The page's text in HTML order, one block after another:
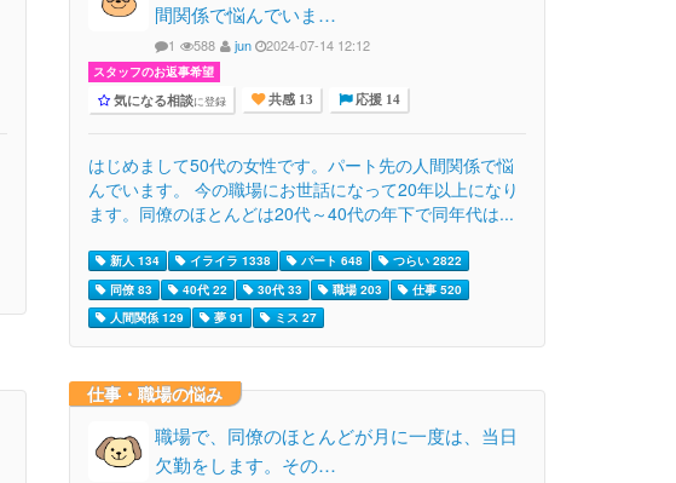
間関係で悩んでいま…
1 588 jun 2024-07-14 12:12
スタッフのお返事希望
気になる相談に登録 共感 13 応援 14
はじめまして50代の女性です。パート先の人間関係で悩
んでいます。 今の職場にお世話になって20年以上になり
ます。同僚のほとんどは20代～40代の年下で同年代は...
新人 134 イライラ 1338 パート 648
つらい 2822
同僚 83
40代 22 30代 33 職場 203
仕事 520
人間関係 129
夢 91 ミス 27
仕事・職場の悩み
職場で、同僚のほとんどが月に一度は、当日
欠勤をします。その…